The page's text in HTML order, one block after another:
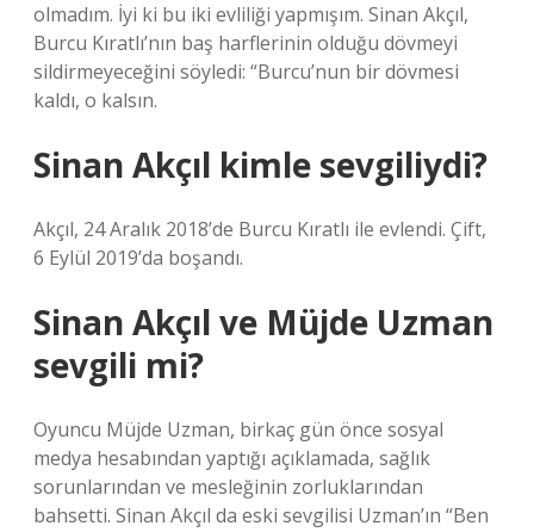
olmadım. İyi ki bu iki evliliği yapmışım. Sinan Akçıl,
Burcu Kıratlı’nın baş harflerinin olduğu dövmeyi
sildirmeyeceğini söyledi: “Burcu’nun bir dövmesi
kaldı, o kalsın.
Sinan Akçıl kimle sevgiliydi?
Akçıl, 24 Aralık 2018’de Burcu Kıratlı ile evlendi. Çift,
6 Eylül 2019’da boşandı.
Sinan Akçıl ve Müjde Uzman
sevgili mi?
Oyuncu Müjde Uzman, birkaç gün önce sosyal
medya hesabından yaptığı açıklamada, sağlık
sorunlarından ve mesleğinin zorluklarından
bahsetti. Sinan Akçıl da eski sevgilisi Uzman’ın “Ben